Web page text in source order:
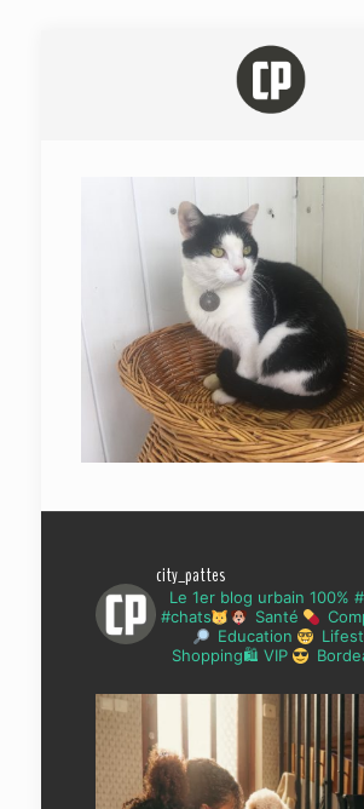
city_pattes
Le 1er blog urbain 100%
#chats
Santé
Education
Shopping🛍 VIP